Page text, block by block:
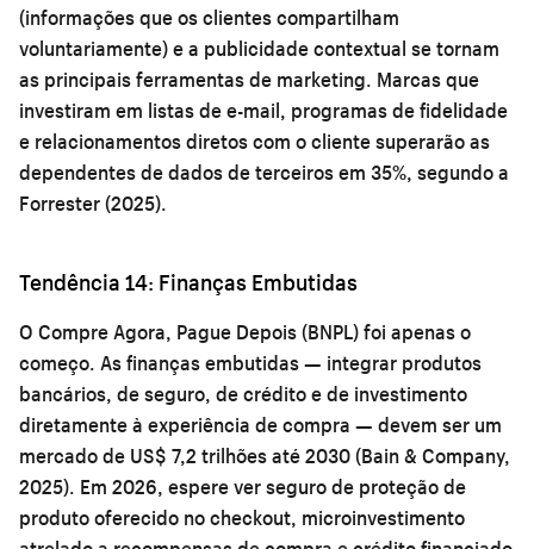
(informações que os clientes compartilham
voluntariamente) e a publicidade contextual se tornam
as principais ferramentas de marketing. Marcas que
investiram em listas de e-mail, programas de fidelidade
e relacionamentos diretos com o cliente superarão as
dependentes de dados de terceiros em 35%, segundo a
Forrester (2025).
Tendência 14: Finanças Embutidas
O Compre Agora, Pague Depois (BNPL) foi apenas o
começo. As finanças embutidas — integrar produtos
bancários, de seguro, de crédito e de investimento
diretamente à experiência de compra — devem ser um
mercado de US$ 7,2 trilhões até 2030 (Bain & Company,
2025). Em 2026, espere ver seguro de proteção de
produto oferecido no checkout, microinvestimento